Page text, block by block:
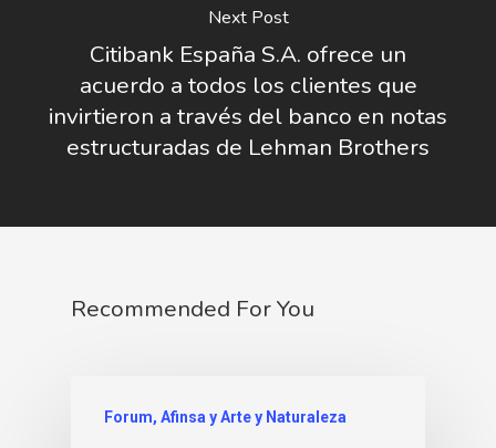
Next Post
Citibank España S.A. ofrece un
acuerdo a todos los clientes que
invirtieron a través del banco en notas
estructuradas de Lehman Brothers
Recommended For You
Forum, Afinsa y Arte y Naturaleza